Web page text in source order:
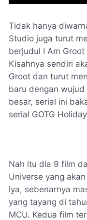
Tidak hanya
Studio juga turut
berjudul I Am
Kisahnya sendiri
Groot dan turut
baru dengan wujud
besar, serial ini
serial GOTG
Nah itu dia 9 film
Universe yang
iya, sebenarnya
yang tayang di
MCU. Kedua film